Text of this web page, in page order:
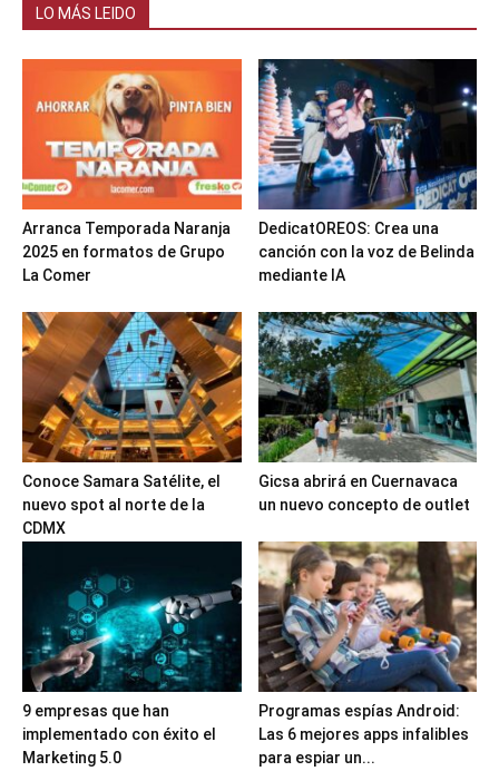
LO MÁS LEIDO
Arranca Temporada Naranja
2025 en formatos de Grupo
La Comer
DedicatOREOS: Crea una
canción con la voz de Belinda
mediante IA
Conoce Samara Satélite, el
nuevo spot al norte de la
CDMX
Gicsa abrirá en Cuernavaca
un nuevo concepto de outlet
9 empresas que han
implementado con éxito el
Marketing 5.0
Programas espías Android:
Las 6 mejores apps infalibles
para espiar un...